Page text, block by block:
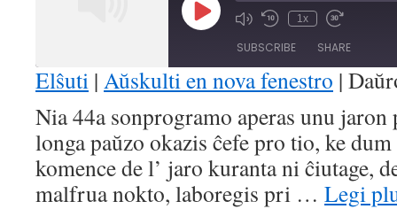
Play
Episode Mute/Unmute
Rewind
Seconds
1x
Fast
30
seconds
SUBSCRIBE SHARE
RSS FEED
LINK
EMBED
Elŝuti | Aŭskulti en nova fenestro |
Nia 44a sonprogramo aperas unu
longa paŭzo okazis ĉefe pro tio, ke
komence de l’ jaro kuranta ni ĉiutage,
malfrua nokto, laboregis pri … Legi